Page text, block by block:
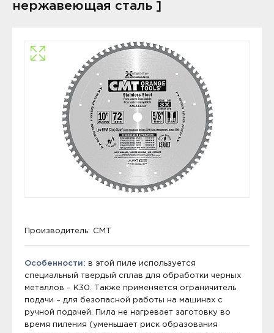
нержавеющая сталь ]
Производитель: CMT
Особенности: в этой пиле используется
специальный твердый сплав для обработки черных
металлов – K30. Также применяется ограничитель
подачи – для безопасной работы на машинах с
ручной подачей. Пила не нагревает заготовку во
время пиления (уменьшает риск образования